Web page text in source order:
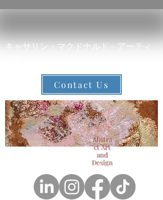
キャサリン・マクドナルド - アーティ
Contact Us
Abstra
ct Art
and
Design